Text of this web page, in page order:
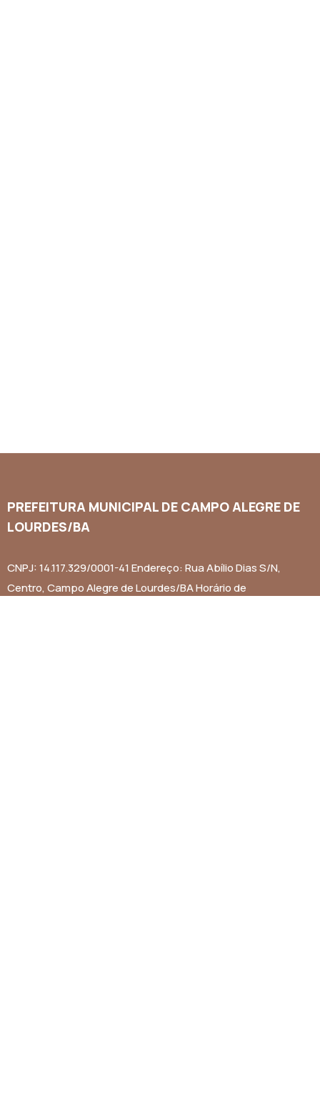
PREFEITURA MUNICIPAL DE CAMPO ALEGRE DE
LOURDES/BA
CNPJ: 14.117.329/0001-41 Endereço: Rua Abílio Dias S/N,
Centro, Campo Alegre de Lourdes/BA Horário de